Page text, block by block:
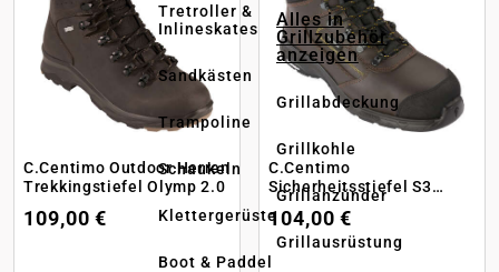
Tretroller &
Inlineskates
Sandkästen
Trampoline
Schaukeln
Klettergerüste
Boot & Paddel
Alles in
Grillzubehör
anzeigen
Grillabdeckung
Grillkohle
Grillanzünder
Grillausrüstung
C.Centimo Outdoor Herren
Trekkingstiefel Olymp 2.0
109,00 €
C.Centimo
Sicherheitsstiefel S3
Resist 501 high
104,00 €